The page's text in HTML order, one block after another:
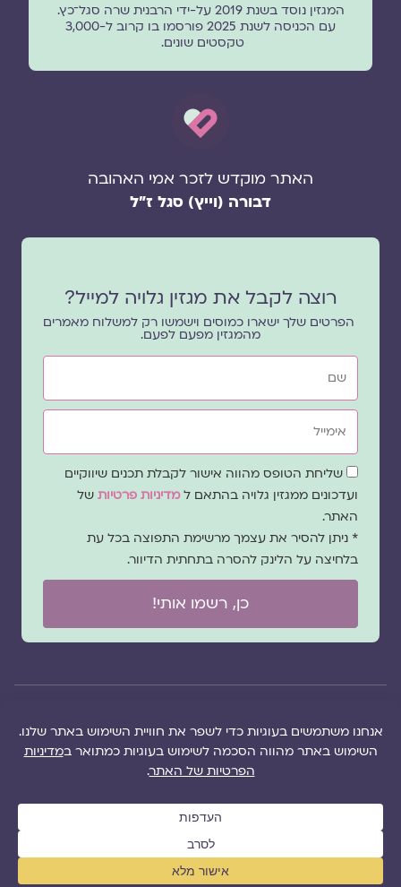
המגזין נוסד בשנת 2019 על-ידי הרבנית שרה סגל־כץ.
עם הכניסה לשנת 2025 פורסמו בו קרוב ל-3,000
טקסטים שונים.
האתר מוקדש לזכר אמי האהובה
דבורה (וייץ) סגל ז"ל
רוצה לקבל את מגזין גלויה למייל?
הפרטים שלך ישארו כמוסים וישמשו רק למשלוח מאמרים
מהמגזין מפעם לפעם.
שם
אימייל
שדה
הסכמה
שליחת הטופס מהווה אישור לקבלת תכנים שיווקיים
ועדכונים ממגזין גלויה בהתאם למדיניות פרטיות של
האתר.
* ניתן להסיר את עצמך מרשימת התפוצה בכל עת
בלחיצה על הלינק להסרה בתחתית הדיוור.
כן, רשמו אותי!
הזכויות של מגזין
ושרה סגל־כץ אלא
של
שגגה
צרו
הוקם ב ❤ על ידי –
לימונדה 2.0
| מיתוג:
סטודיו נופר דסקל
שרה סגל־כץ
2.0
(2020-2026)
מפת אתר|
אותנו|תמכו בנו